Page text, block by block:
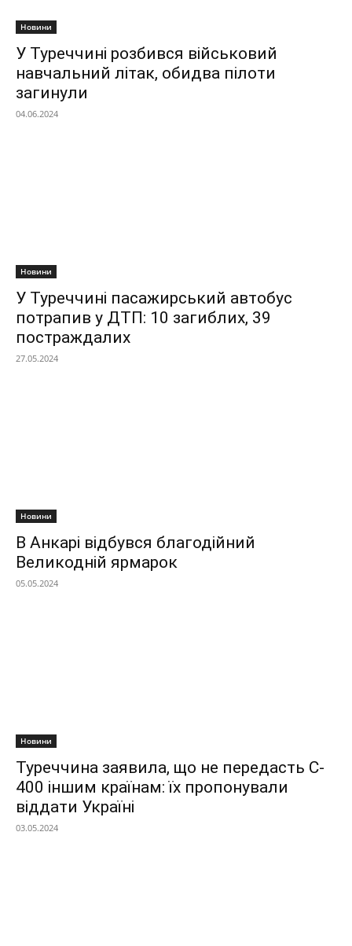
Новини
У Туреччині розбився військовий
навчальний літак, обидва пілоти
загинули
04.06.2024
Новини
У Туреччині пасажирський автобус
потрапив у ДТП: 10 загиблих, 39
постраждалих
27.05.2024
Новини
В Анкарі відбувся благодійний
Великодній ярмарок
05.05.2024
Новини
Туреччина заявила, що не передасть C-
400 іншим країнам: їх пропонували
віддати Україні
03.05.2024